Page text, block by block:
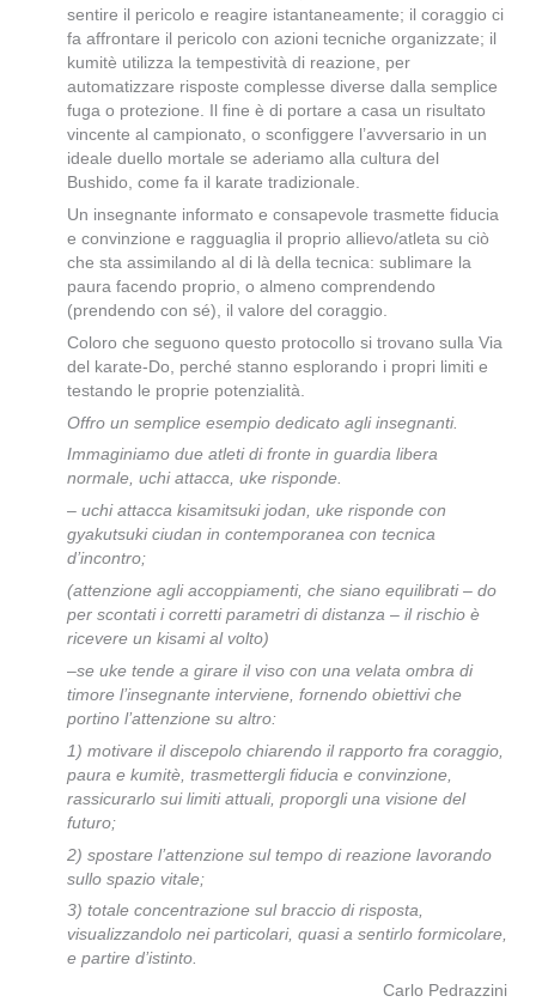
sentire il pericolo e reagire istantaneamente; il coraggio ci
fa affrontare il pericolo con azioni tecniche organizzate; il
kumitè utilizza la tempestività di reazione, per
automatizzare risposte complesse diverse dalla semplice
fuga o protezione. Il fine è di portare a casa un risultato
vincente al campionato, o sconfiggere l’avversario in un
ideale duello mortale se aderiamo alla cultura del
Bushido, come fa il karate tradizionale.
Un insegnante informato e consapevole trasmette fiducia
e convinzione e ragguaglia il proprio allievo/atleta su ciò
che sta assimilando al di là della tecnica: sublimare la
paura facendo proprio, o almeno comprendendo
(prendendo con sé), il valore del coraggio.
Coloro che seguono questo protocollo si trovano sulla Via
del karate-Do, perché stanno esplorando i propri limiti e
testando le proprie potenzialità.
Offro un semplice esempio dedicato agli insegnanti.
Immaginiamo due atleti di fronte in guardia libera
normale, uchi attacca, uke risponde.
– uchi attacca kisamitsuki jodan, uke risponde con
gyakutsuki ciudan in contemporanea con tecnica
d’incontro;
(attenzione agli accoppiamenti, che siano equilibrati – do
per scontati i corretti parametri di distanza – il rischio è
ricevere un kisami al volto)
–se uke tende a girare il viso con una velata ombra di
timore l’insegnante interviene, fornendo obiettivi che
portino l’attenzione su altro:
1) motivare il discepolo chiarendo il rapporto fra coraggio,
paura e kumitè, trasmettergli fiducia e convinzione,
rassicurarlo sui limiti attuali, proporgli una visione del
futuro;
2) spostare l’attenzione sul tempo di reazione lavorando
sullo spazio vitale;
3) totale concentrazione sul braccio di risposta,
visualizzandolo nei particolari, quasi a sentirlo formicolare,
e partire d’istinto.
Carlo Pedrazzini